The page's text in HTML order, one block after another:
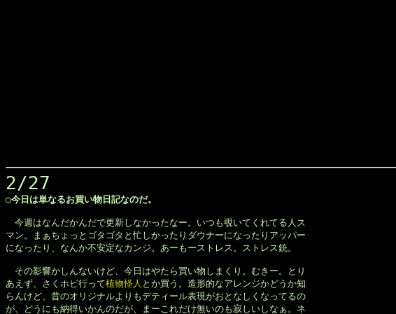
2/27
◯今日は単なるお買い物日記なのだ。
今週はなんだかんだで更新しなかったなー。いつも覗いてくれてる人ス
マン。まぁちょっとゴタゴタと忙しかったりダウナーになったりアッパー
になったり、なんか不安定なカンジ。あーもーストレス。ストレス銃。
その影響かしんないけど、今日はやたら買い物しまくり。むきー。とり
あえず、さくホビ行って植物怪人 とか買う。造形的なアレンジかどうか知
らんけど、昔のオリジナルよりもデティール表現がおとなしくなってるの
が、どうにも納得いかんのだが、まーこれだけ無いのも寂しいしなぁ。ネ